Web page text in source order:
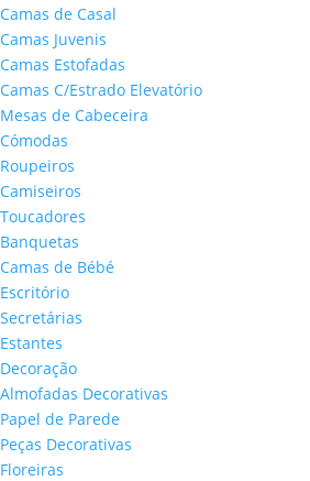
Camas de Casal
Camas Juvenis
Camas Estofadas
Camas C/Estrado Elevatório
Mesas de Cabeceira
Cómodas
Roupeiros
Camiseiros
Toucadores
Banquetas
Camas de Bébé
Escritório
Secretárias
Estantes
Decoração
Almofadas Decorativas
Papel de Parede
Peças Decorativas
Floreiras